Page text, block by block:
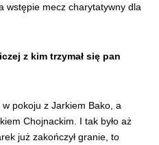
wstępie mecz charytatywny dla
z kim trzymał się pan
w pokoju z Jarkiem Bako, a
Chojnackim. I tak było aż
już zakończył granie, to